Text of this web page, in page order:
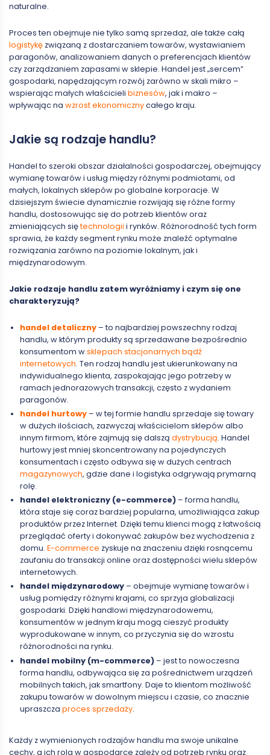
naturalne.
Proces ten obejmuje nie tylko samą sprzedaż, ale także całą
logistykę związaną z dostarczaniem towarów, wystawianiem
paragonów, analizowaniem danych o preferencjach klientów
czy zarządzaniem zapasami w sklepie. Handel jest „sercem”
gospodarki, napędzającym rozwój zarówno w skali mikro –
wspierając małych właścicieli biznesów, jak i makro –
wpływając na wzrost ekonomicznycałego kraju.
Jakie są rodzaje handlu?
Handel to szeroki obszar działalności gospodarczej, obejmujący
wymianę towarów i usług między różnymi podmiotami, od
małych, lokalnych sklepów po globalne korporacje. W
dzisiejszym świecie dynamicznie rozwijają się różne formy
handlu, dostosowując się do potrzeb klientów oraz
zmieniających siętechnologii i rynków. Różnorodność tych form
sprawia, że każdy segment rynku może znaleźć optymalne
rozwiązania zarówno na poziomie lokalnym, jak i
międzynarodowym.
Jakie rodzaje handlu zatem wyróżniamy i czym się one
charakteryzują?
handel detaliczny– to najbardziej powszechny rodzaj
handlu, w którym produkty są sprzedawane bezpośrednio
konsumentom wsklepach stacjonarnych bądź
internetowych. Ten rodzaj handlu jest ukierunkowany na
indywidualnego klienta, zaspokajając jego potrzeby w
ramach jednorazowych transakcji, często z wydaniem
paragonów.
handel hurtowy– w tej formie handlu sprzedaje się towary
w dużych ilościach, zazwyczaj właścicielom sklepów albo
innym firmom, które zajmują się dalszą dystrybucją. Handel
hurtowy jest mniej skoncentrowany na pojedynczych
konsumentach i często odbywa się w dużych centrach
magazynowych, gdzie dane i logistyka odgrywają prymarną
rolę.
handel elektroniczny (e-commerce)– forma handlu,
która staje się coraz bardziej popularna, umożliwiająca zakup
produktów przez Internet. Dzięki temu klienci mogą z łatwością
przeglądać oferty i dokonywać zakupów bez wychodzenia z
domu. E-commerce zyskuje na znaczeniu dzięki rosnącemu
zaufaniu do transakcji online oraz dostępności wielu sklepów
internetowych.
handel międzynarodowy– obejmuje wymianę towarów i
usług pomiędzy różnymi krajami, co sprzyja globalizacji
gospodarki. Dzięki handlowi międzynarodowemu,
konsumentów w jednym kraju mogą cieszyć produkty
wyprodukowane w innym, co przyczynia się do wzrostu
różnorodności na rynku.
handel mobilny (m-commerce)– jest to nowoczesna
forma handlu, odbywająca się za pośrednictwem urządzeń
mobilnych takich, jak smartfony. Daje to klientom możliwość
zakupu towarów w dowolnym miejscu i czasie, co znacznie
upraszcza proces sprzedaży.
Każdy z wymienionych rodzajów handlu ma swoje unikalne
cechy, a ich rola w gospodarce zależy od potrzeb rynku oraz